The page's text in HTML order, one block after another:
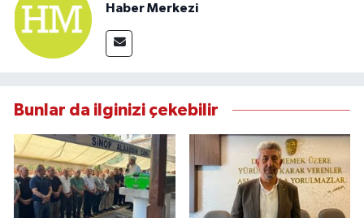
Haber Merkezi
Bunlar da ilginizi çekebilir